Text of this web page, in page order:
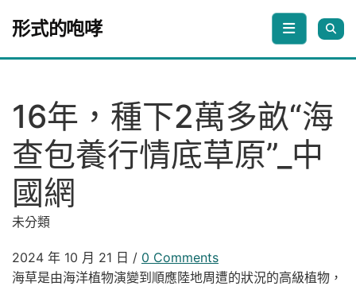
形式的咆哮
16年，種下2萬多畝“海
查包養行情底草原”_中
國網
未分類
2024 年 10 月 21 日 / 0 Comments
海草是由海洋植物演變到順應陸地周遭的狀況的高級植物，